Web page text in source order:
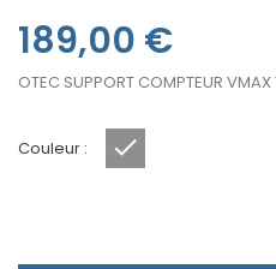
189,00 €
OTEC SUPPORT COMPTEUR
Couleur :